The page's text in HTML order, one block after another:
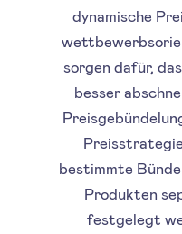
dynamische
sorgen dafür,
besser
bestimmte
Produkten
festgelegt